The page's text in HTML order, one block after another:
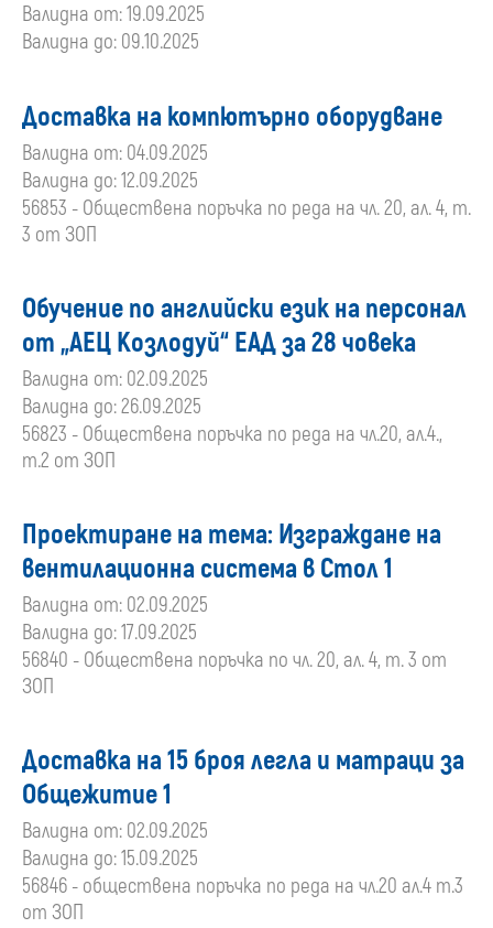
Валидна от: 19.09.2025
Валидна до: 09.10.2025
Доставка на компютърно оборудване
Валидна от: 04.09.2025
Валидна до: 12.09.2025
56853 - Обществена поръчка по реда на чл. 20, ал. 4, т.
3 от ЗОП
Обучение по английски език на персонал
от „АЕЦ Козлодуй“ ЕАД за 28 човека
Валидна от: 02.09.2025
Валидна до: 26.09.2025
56823 - Обществена поръчка по реда на чл.20, ал.4.,
т.2 от ЗОП
Проектиране на тема: Изграждане на
вентилационна система в Стол 1
Валидна от: 02.09.2025
Валидна до: 17.09.2025
56840 - Обществена поръчка по чл. 20, ал. 4, т. 3 от
ЗОП
Доставка на 15 броя легла и матраци за
Общежитие 1
Валидна от: 02.09.2025
Валидна до: 15.09.2025
56846 - обществена поръчка по реда на чл.20 ал.4 т.3
от ЗОП